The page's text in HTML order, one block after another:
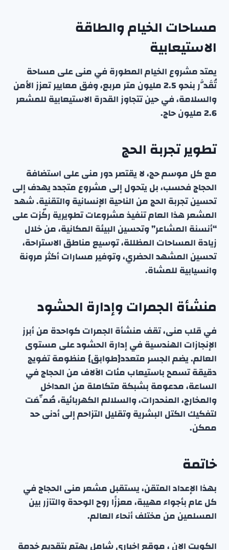
مساحات الخيام والطاقة
الاستيعابية
يمتد مشروع الخيام المطورة في منى على مساحة
تُقَدَّر بنحو 2.5 مليون متر مربع، وفق معايير تعزز الأمن
والسلامة، في حين تتجاوز القدرة الاستيعابية للمشعر
2.6 مليون حاج.
تطوير تجربة الحج
مع كل موسم حج، لا يقتصر دور منى على استضافة
الحجاج فحسب، بل يتحول إلى مشروع متجدد يهدف إلى
تحسين تجربة الحج من الناحية الإنسانية والتقنية. شهد
المشعر هذا العام تنفيذ مشروعات تطويرية ركّزت على
“أنسنة المشاعر” وتحسين البيئة المكانية، من خلال
زيادة المساحات المظللة، توسيع مناطق الاستراحة،
تحسين المشهد الحضري، وتوفير مسارات أكثر مرونة
وانسيابية للمشاة.
منشأة الجمرات وإدارة الحشود
في قلب منى، تقف منشأة الجمرات كواحدة من أبرز
الإنجازات الهندسية في إدارة الحشود على مستوى
العالم. يضم الجسر متعدد{طوابق} منظومة تفويج
دقيقة تسمح باستيعاب مئات الآلاف من الحجاج في
الساعة، مدعومة بشبكة متكاملة من المداخل
والمخارج، المنحدرات، والسلالم الكهربائية، صُمِّمَت
لتفكيك الكتل البشرية وتقليل التزاحم إلى أدنى حد
ممكن.
خاتمة
بهذا الإعداد المتقن، يستقبل مشعر منى الحجاج في
كل عام بأجواء مهيبة، معززًا روح الوحدة والتآزر بين
المسلمين من مختلف أنحاء العالم.
الكويت الان ، موقع إخباري شامل يهتم بتقديم خدمة